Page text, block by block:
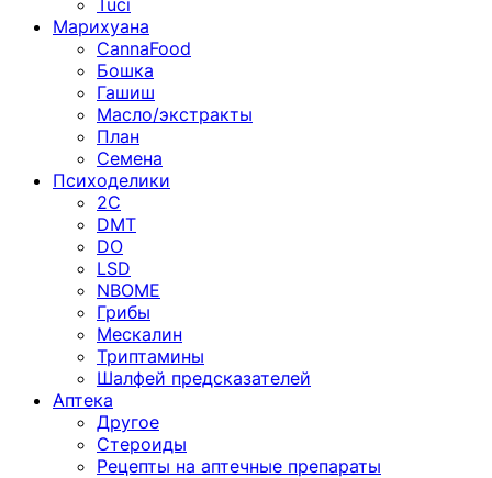
Tuci
Марихуана
CannaFood
Бошка
Гашиш
Масло/экстракты
План
Семена
Психоделики
2C
DMT
DO
LSD
NBOME
Грибы
Мескалин
Триптамины
Шалфей предсказателей
Аптека
Другое
Стероиды
Рецепты на аптечные препараты